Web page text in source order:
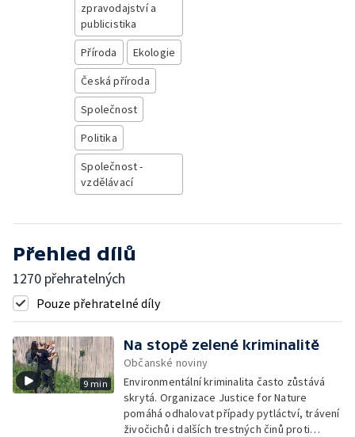
zpravodajství a
publicistika
Příroda
Ekologie
Česká příroda
Společnost
Politika
Společnost -
vzdělávací
Přehled dílů
1270 přehratelných
Pouze přehratelné díly
9 min
Na stopě zelené kriminalitě
Občanské noviny
Environmentální kriminalita často zůstává
skrytá. Organizace Justice for Nature
pomáhá odhalovat případy pytláctví, trávení
živočichů i dalších trestných činů proti